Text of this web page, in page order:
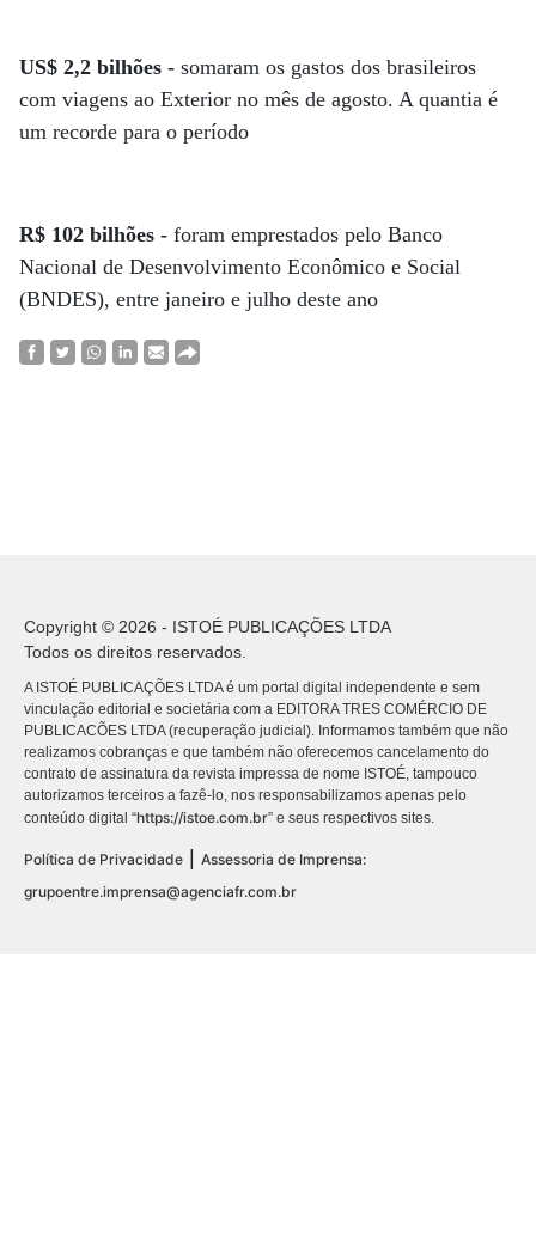
US$ 2,2 bilhões - somaram os gastos dos brasileiros
com viagens ao Exterior no mês de agosto. A quantia é
um recorde para o período
R$ 102 bilhões - foram emprestados pelo Banco
Nacional de Desenvolvimento Econômico e Social
(BNDES), entre janeiro e julho deste ano
Copyright © 2026 - ISTOÉ PUBLICAÇÕES LTDA
Todos os direitos reservados.
A ISTOÉ PUBLICAÇÕES LTDA é um portal digital independente e sem
vinculação editorial e societária com a EDITORA TRES COMÉRCIO DE
PUBLICACÕES LTDA (recuperação judicial). Informamos também que não
realizamos cobranças e que também não oferecemos cancelamento do
contrato de assinatura da revista impressa de nome ISTOÉ, tampouco
autorizamos terceiros a fazê-lo, nos responsabilizamos apenas pelo
conteúdo digital “https://istoe.com.br” e seus respectivos sites.
Política de Privacidade | Assessoria de Imprensa:
grupoentre.imprensa@agenciafr.com.br